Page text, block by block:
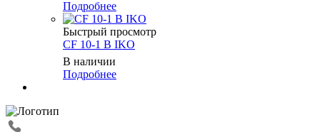
Подробнее
Быстрый просмотр
CF 10-1 B IKO
В наличии
Подробнее